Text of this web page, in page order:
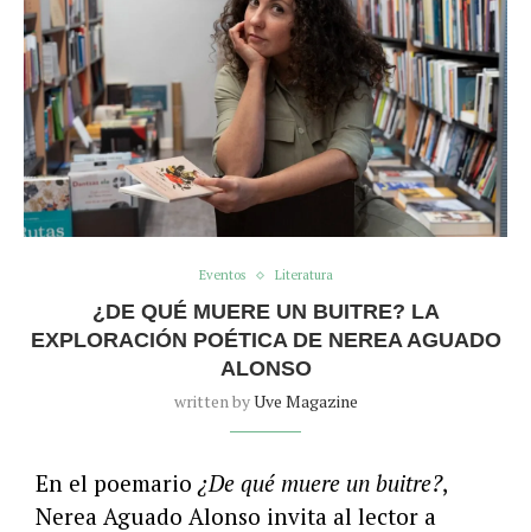
Eventos Literatura
¿DE QUÉ MUERE UN BUITRE? LA
EXPLORACIÓN POÉTICA DE NEREA AGUADO
ALONSO
written byUve Magazine
En el poemario ¿De qué muere un buitre?,
Nerea Aguado Alonso invita al lector a